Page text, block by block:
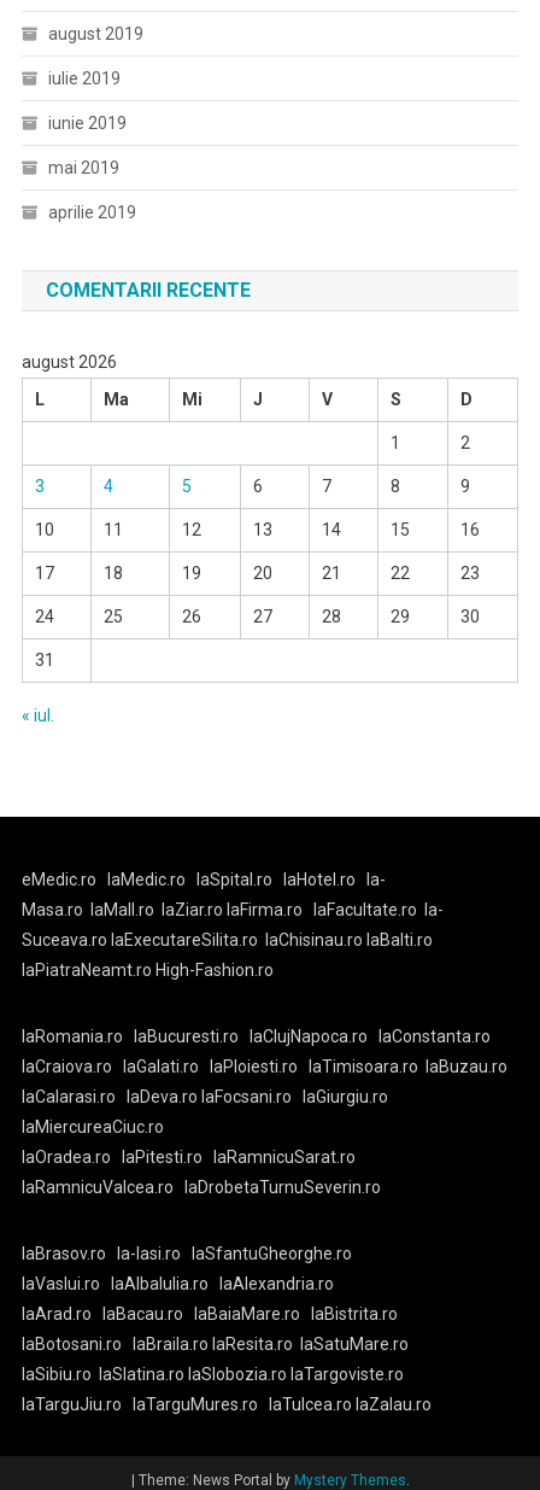
august 2019
iulie 2019
iunie 2019
mai 2019
aprilie 2019
COMENTARII RECENTE
august 2026
L
Ma Mi J V S D
1 2
3 4 5 6 7 8 9
10 11 12 13 14 15 16
17 18 19 20 21 22 23
24 25 26 27 28 29 30
31
« iul.
eMedic.ro laMedic.ro laSpital.ro laHotel.ro
la-
Masa.ro
laMall.ro laZiar.ro laFirma.ro laFacultate.ro
la-
Suceava.ro laExecutareSilita.ro laChisinau.ro laBalti.ro
laPiatraNeamt.ro High-Fashion.ro
laRomania.ro laBucuresti.ro laClujNapoca.ro
laConstanta.ro
laCraiova.ro
laGalati.ro laPloiesti.ro laTimisoara.ro
laBuzau.ro
laCalarasi.ro
laDeva.ro laFocsani.ro
laGiurgiu.ro
laMiercureaCiuc.ro
laOradea.ro
laPitesti.ro
laRamnicuSarat.ro
laRamnicuValcea.ro
laDrobetaTurnuSeverin.ro
laBrasov.ro la-Iasi.ro
laSfantuGheorghe.ro
laVaslui.ro
laAlbaIulia.ro
laAlexandria.ro
laArad.ro
laBacau.ro laBaiaMare.ro
laBistrita.ro
laBotosani.ro
laBraila.ro laResita.ro
laSatuMare.ro
laSibiu.ro
laSlatina.ro laSlobozia.ro laTargoviste.ro
laTarguJiu.ro
laTarguMures.ro laTulcea.ro laZalau.ro
Theme: News Portal by Mystery Themes.